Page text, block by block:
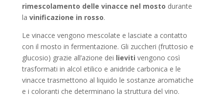
rimescolamento delle vinacce nel mosto durante
la vinificazione in rosso.
Le vinacce vengono mescolate e lasciate a contatto
con il mosto in fermentazione. Gli zuccheri (fruttosio e
glucosio) grazie all’azione dei lieviti vengono così
trasformati in alcol etilico e anidride carbonica e le
vinacce trasmettono al liquido le sostanze aromatiche
e i coloranti che determinano la struttura del vino.